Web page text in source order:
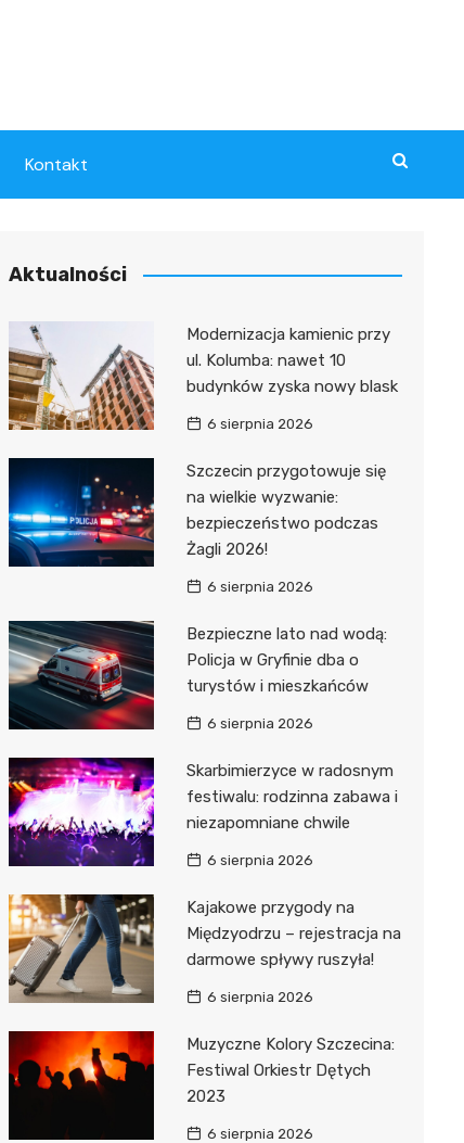
Kontakt
Aktualności
Modernizacja kamienic przy
ul. Kolumba: nawet 10
budynków zyska nowy blask
6 sierpnia 2026
Szczecin przygotowuje się
na wielkie wyzwanie:
bezpieczeństwo podczas
Żagli 2026!
6 sierpnia 2026
Bezpieczne lato nad wodą:
Policja w Gryfinie dba o
turystów i mieszkańców
6 sierpnia 2026
Skarbimierzyce w radosnym
festiwalu: rodzinna zabawa i
niezapomniane chwile
6 sierpnia 2026
Kajakowe przygody na
Międzyodrzu – rejestracja na
darmowe spływy ruszyła!
6 sierpnia 2026
Muzyczne Kolory Szczecina:
Festiwal Orkiestr Dętych
2023
6 sierpnia 2026